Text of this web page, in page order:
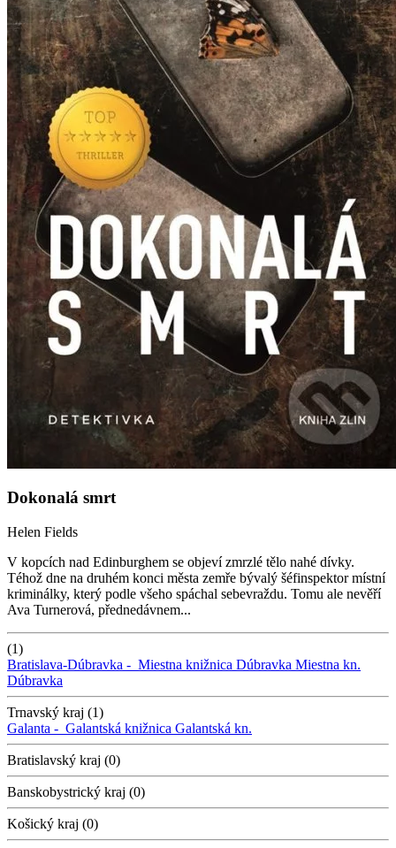
Dokonalá smrt
Helen Fields
V kopcích nad Edinburghem se objeví zmrzlé tělo nahé dívky.
Téhož dne na druhém konci města zemře bývalý šéfinspektor místní
kriminálky, který podle všeho spáchal sebevraždu. Tomu ale nevěří
Ava Turnerová, přednedávnem...
(1)
Bratislava-Dúbravka - Miestna knižnica Dúbravka Miestna kn.
Dúbravka
Trnavský kraj (1)
Galanta - Galantská knižnica Galantská kn.
Bratislavský kraj (0)
Banskobystrický kraj (0)
Košický kraj (0)